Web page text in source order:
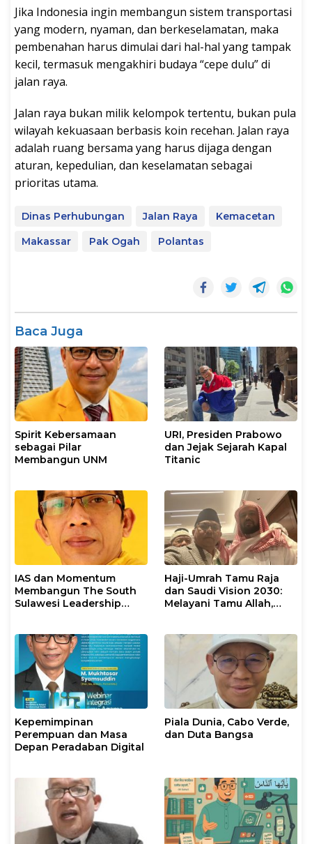
Jika Indonesia ingin membangun sistem transportasi
yang modern, nyaman, dan berkeselamatan, maka
pembenahan harus dimulai dari hal-hal yang tampak
kecil, termasuk mengakhiri budaya “cepe dulu” di
jalan raya.
Jalan raya bukan milik kelompok tertentu, bukan pula
wilayah kekuasaan berbasis koin recehan. Jalan raya
adalah ruang bersama yang harus dijaga dengan
aturan, kepedulian, dan keselamatan sebagai
prioritas utama.
Dinas Perhubungan Jalan Raya
Kemacetan
Makassar
Pak Ogah Polantas
Baca Juga
Spirit Kebersamaan
sebagai Pilar
Membangun UNM
URI, Presiden Prabowo
dan Jejak Sejarah Kapal
Titanic
IAS dan Momentum
Membangun The South
Sulawesi Leadership
Haji-Umrah Tamu Raja
dan Saudi Vision 2030:
Melayani Tamu Allah,
Islam
Kepemimpinan
Perempuan dan Masa
Depan Peradaban Digital
Piala Dunia, Cabo Verde,
dan Duta Bangsa